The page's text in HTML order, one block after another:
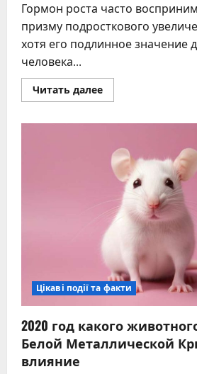
Гормон роста часто
призму подросткового
хотя его подлинное значение
человека...
Читать далееПрочитать
больше
роста:
зависимость
от
сна,
спорта.
Полный
разбор
естественной
стимуляции
соматотропина
Цікаві події та факти
2020 год какого
Белой Металлической
влияние